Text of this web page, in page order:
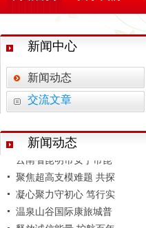
新闻中心
新闻动态
交流文章
新闻动态
学习善洲精神 践行初心
云南弘祥化工有限公司
智启建造新范式 砥砺监
追寻红色印记 凝聚奋进
筑梦盛翔 共启新程 —
云南省昆明市安宁市昆